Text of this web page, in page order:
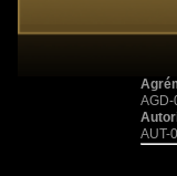
AUT-